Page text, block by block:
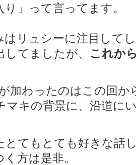
」って言ってます。
リュシーに注目して
してましたが、 これか
加わったのはこの回か
マキの背景に、沿道に
てもとても好きな話
方は是非。